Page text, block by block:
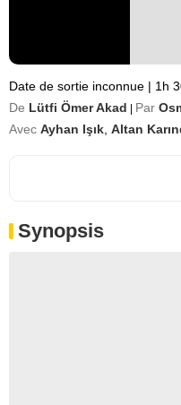
Date de sortie inconnue | 1h
De Lütfi Ömer Akad Par
Avec Ayhan Işık Altan
Synopsis